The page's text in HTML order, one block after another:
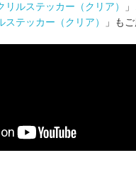
リルステッカー（クリア）
ステッカー（クリア） 」も